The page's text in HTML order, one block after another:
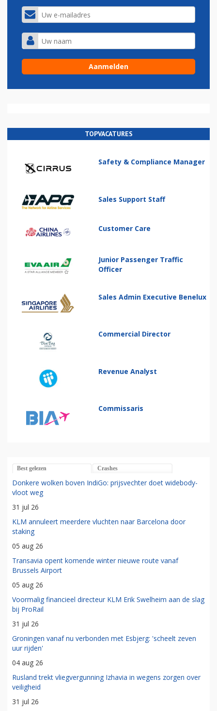
TOPVACATURES
Safety & Compliance Manager
Sales Support Staff
Customer Care
Junior Passenger Traffic
Officer
Sales Admin Executive Benelux
Commercial Director
Revenue Analyst
Commissaris
Best gelezen Crashes
Donkere wolken boven IndiGo: prijsvechter doet widebody-
vloot weg
31 jul 26
KLM annuleert meerdere vluchten naar Barcelona door
staking
05 aug 26
Transavia opent komende winter nieuwe route vanaf
Brussels Airport
05 aug 26
Voormalig financieel directeur KLM Erik Swelheim aan de slag
bij ProRail
31 jul 26
Groningen vanaf nu verbonden met Esbjerg: 'scheelt zeven
uur rijden'
04 aug 26
Rusland trekt vliegvergunning Izhavia in wegens zorgen over
veiligheid
31 jul 26